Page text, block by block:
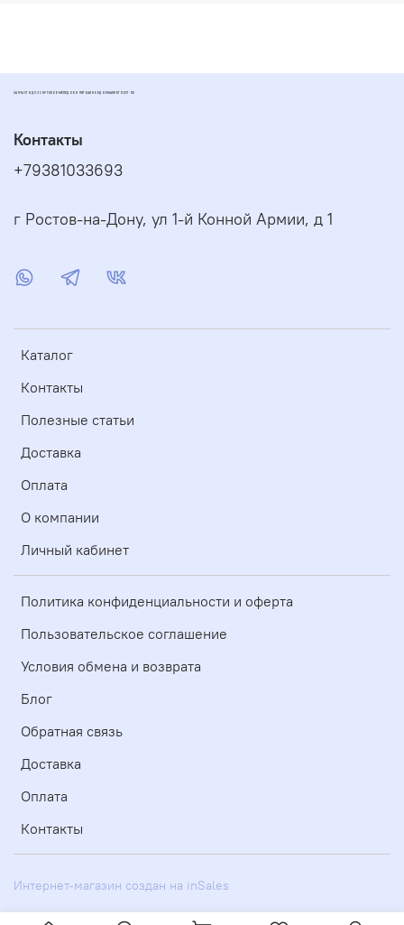
ЗАПЧАСТИ ДЛЯ СКУТЕРОВ МОПЕДОВ И ПИТБАЙКОВ ДИОМАРКЕТ РОСТОВ
Каталог
Контакты
Полезные статьи
Доставка
Оплата
О компании
Личный кабинет
Политика конфиденциальности и оферта
Пользовательское соглашение
Условия обмена и возврата
Блог
Обратная связь
Доставка
Оплата
Контакты
Контакты
+79381033693
г Ростов-на-Дону, ул 1-й Конной Армии, д 1
Интернет-магазин создан на inSales